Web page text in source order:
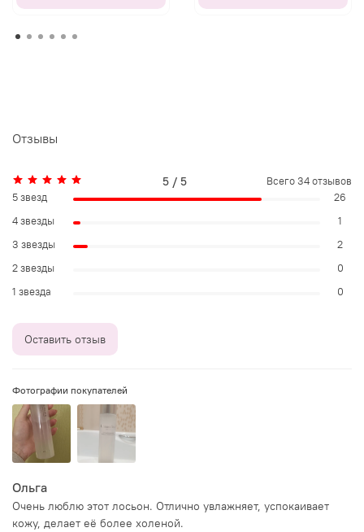
Отзывы
Фотографии покупателей
Ольга
Очень люблю этот лосьон. Отлично увлажняет, успокаивает
кожу, делает её более холеной.
5 / 5 Всего34отзывов
5 звезд
26
4 звезды
1
3 звезды
2
2 звезды
0
1 звезда
0
Оставить отзыв